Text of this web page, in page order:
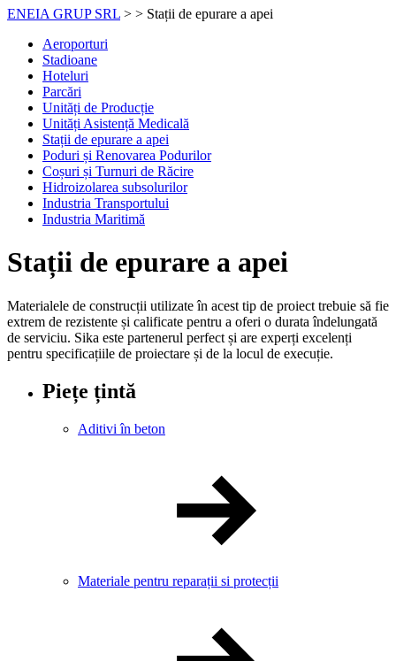
ENEIA GRUP SRL > > Stații de epurare a apei
Aeroporturi
Stadioane
Hoteluri
Parcări
Unități de Producție
Unități Asistență Medicală
Stații de epurare a apei
Poduri și Renovarea Podurilor
Coșuri și Turnuri de Răcire
Hidroizolarea subsolurilor
Industria Transportului
Industria Maritimă
Stații de epurare a apei
Materialele de construcții utilizate în acest tip de proiect trebuie să fie
extrem de rezistente și calificate pentru a oferi o durata îndelungată
de serviciu. Sika este partenerul perfect și are experți excelenți
pentru specificațiile de proiectare și de la locul de execuție.
Piețe țintă
Aditivi în beton
Materiale pentru reparații si protecții